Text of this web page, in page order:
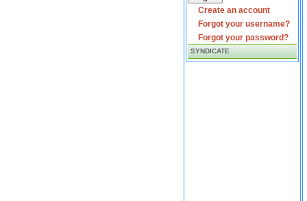
Create an account
Forgot your username?
Forgot your password?
SYNDICATE